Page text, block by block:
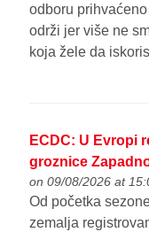
odboru
održi jer više ne
koja žele da
ECDC: U Evropi
groznice
on 09/08/2026 at
Od početka
zemalja